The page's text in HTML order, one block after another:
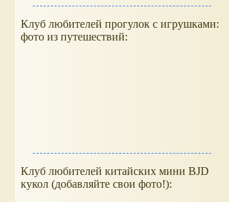
Клуб любителей прогулок с игрушками:
фото из путешествий:
Клуб любителей китайских мини BJD
кукол (добавляйте свои фото!):